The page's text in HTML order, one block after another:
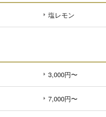
塩レモン
3,000円〜
7,000円〜